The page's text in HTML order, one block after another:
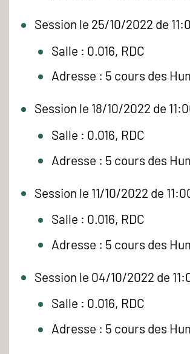
Session le 25/10/2022 de
Salle : 0.016, RDC
Adresse : 5 cours des
Session le 18/10/2022 de
Salle : 0.016, RDC
Adresse : 5 cours des
Session le 11/10/2022 de
Salle : 0.016, RDC
Adresse : 5 cours des
Session le 04/10/2022 de
Salle : 0.016, RDC
Adresse : 5 cours des